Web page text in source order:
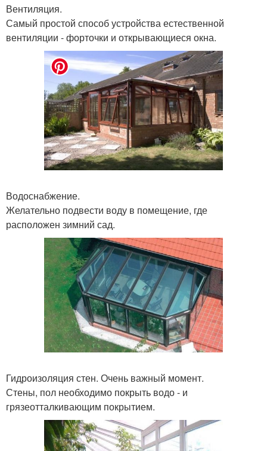
Вентиляция.
Самый простой способ устройства естественной
вентиляции - форточки и открывающиеся окна.
Водоснабжение.
Желательно подвести воду в помещение, где
расположен зимний сад.
Гидроизоляция стен. Очень важный момент.
Стены, пол необходимо покрыть водо - и
грязеотталкивающим покрытием.